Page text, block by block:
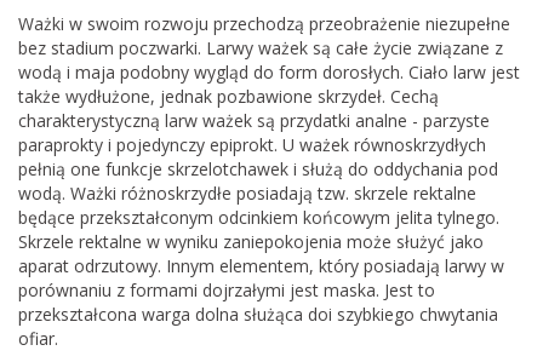
Ważki w swoim rozwoju przechodzą przeobrażenie niezupełne
bez stadium poczwarki. Larwy ważek są całe życie związane z
wodą i maja podobny wygląd do form dorosłych. Ciało larw jest
także wydłużone, jednak pozbawione skrzydeł. Cechą
charakterystyczną larw ważek są przydatki analne - parzyste
paraprokty i pojedynczy epiprokt. U ważek równoskrzydłych
pełnią one funkcje skrzelotchawek i służą do oddychania pod
wodą. Ważki różnoskrzydłe posiadają tzw. skrzele rektalne
będące przekształconym odcinkiem końcowym jelita tylnego.
Skrzele rektalne w wyniku zaniepokojenia może służyć jako
aparat odrzutowy. Innym elementem, który posiadają larwy w
porównaniu z formami dojrzałymi jest maska. Jest to
przekształcona warga dolna służąca doi szybkiego chwytania
ofiar.